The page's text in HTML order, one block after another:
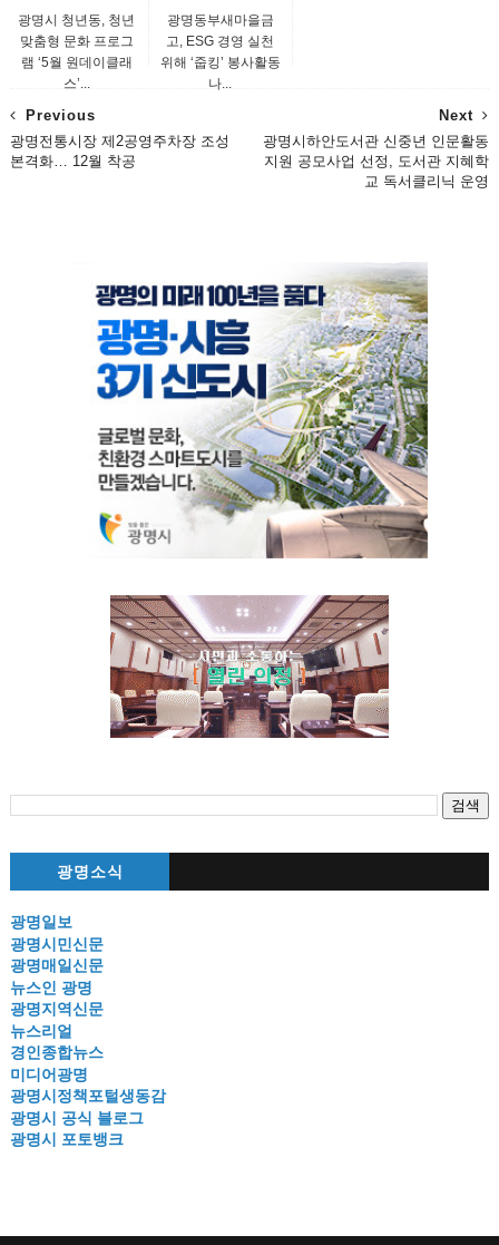
광명시 청년동, 청년
맞춤형 문화 프로그
램 ‘5월 원데이클래
스’...
광명동부새마을금
고, ESG 경영 실천
위해 ‘줍킹’ 봉사활동
나...
Next
광명시하안도서관 신중년 인문활동
지원 공모사업 선정, 도서관 지혜학
교 독서클리닉 운영
Previous
광명전통시장 제2공영주차장 조성
본격화… 12월 착공
광명소식
광명일보
광명시민신문
광명매일신문
뉴스인 광명
광명지역신문
뉴스리얼
경인종합뉴스
미디어광명
광명시정책포털생동감
광명시 공식 블로그
광명시 포토뱅크